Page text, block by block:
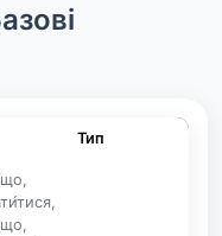
Тип
що,
що,